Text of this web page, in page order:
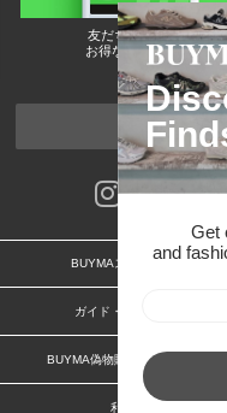
友だちに追加して
お得な情報をGET!
BUYMAスタートガイド
ガイド・お問い合わせ
BUYMA偽物販売防止の取り組み
利用規約